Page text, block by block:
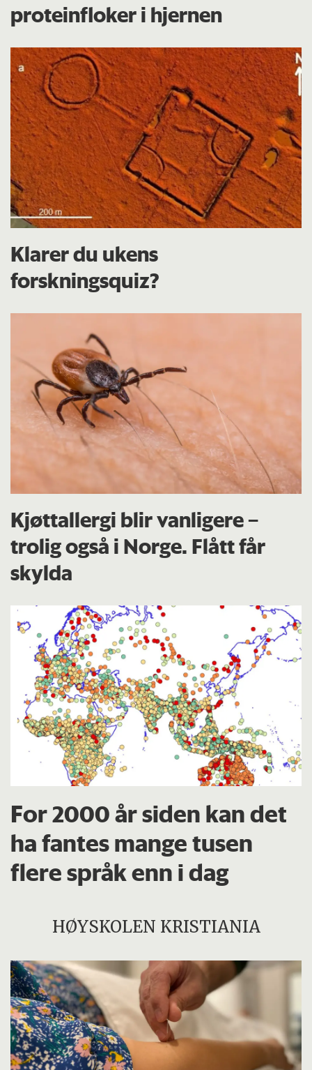
proteinfloker i hjernen
Klarer du ukens
forskningsquiz?
Kjøttallergi blir vanligere –
trolig også i Norge. Flått får
skylda
For 2000 år siden kan det
ha fantes mange tusen
flere språk enn i dag
HØYSKOLEN KRISTIANIA